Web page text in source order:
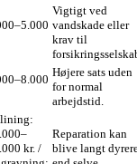
Vigtigt ved
vandskade eller
krav til
Højere sats uden
for normal
arbejdstid.
kr. /
Reparation kan
blive langt